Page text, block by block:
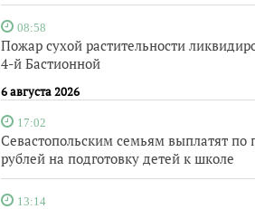
08:58
Пожар сухой растительности
4-й Бастионной
6 августа 2026
17:02
Севастопольским семьям выплатят по
рублей на подготовку детей к школе
13:14